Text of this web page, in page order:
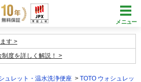
メニュー
す
度を詳しく解説！
ュレット・温水洗浄便座 TOTO ウォシュレッ